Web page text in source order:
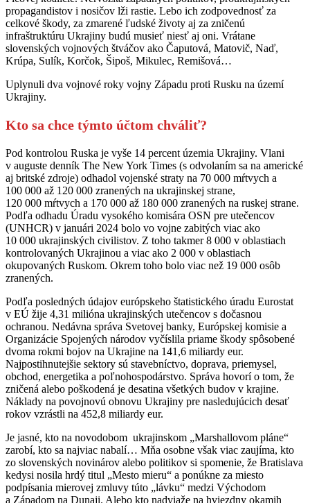
propagandistov i nosičov lži rastie. Lebo ich zodpovednosť za
celkové škody, za zmarené ľudské životy aj za zničenú
infraštruktúru Ukrajiny budú musieť niesť aj oni. Vrátane
slovenských vojnových štváčov ako Čaputová, Matovič, Naď,
Krúpa, Sulík, Korčok, Šipoš, Mikulec, Remišová…
Uplynuli dva vojnové roky vojny Západu proti Rusku na území
Ukrajiny.
Kto sa chce týmto účtom chváliť?
Pod kontrolou Ruska je vyše 14 percent územia Ukrajiny. Vlani
v auguste denník The New York Times (s odvolaním sa na americké
aj britské zdroje) odhadol vojenské straty na 70 000 mŕtvych a
100 000 až 120 000 zranených na ukrajinskej strane,
120 000 mŕtvych a 170 000 až 180 000 zranených na ruskej strane.
Podľa odhadu Úradu vysokého komisára OSN pre utečencov
(UNHCR) v januári 2024 bolo vo vojne zabitých viac ako
10 000 ukrajinských civilistov. Z toho takmer 8 000 v oblastiach
kontrolovaných Ukrajinou a viac ako 2 000 v oblastiach
okupovaných Ruskom. Okrem toho bolo viac než 19 000 osôb
zranených.
Podľa posledných údajov európskeho štatistického úradu Eurostat
v EÚ žije 4,31 milióna ukrajinských utečencov s dočasnou
ochranou. Nedávna správa Svetovej banky, Európskej komisie a
Organizácie Spojených národov vyčíslila priame škody spôsobené
dvoma rokmi bojov na Ukrajine na 141,6 miliardy eur.
Najpostihnutejšie sektory sú stavebníctvo, doprava, priemysel,
obchod, energetika a poľnohospodárstvo. Správa hovorí o tom, že
zničená alebo poškodená je desatina všetkých budov v krajine.
Náklady na povojnovú obnovu Ukrajiny pre nasledujúcich desať
rokov vzrástli na 452,8 miliardy eur.
Je jasné, kto na novodobom ukrajinskom „Marshallovom pláne“
zarobí, kto sa najviac nabalí… Mňa osobne však viac zaujíma, kto
zo slovenských novinárov alebo politikov si spomenie, že Bratislava
kedysi nosila hrdý titul „Mesto mieru“ a ponúkne za miesto
podpísania mierovej zmluvy túto „lávku“ medzi Východom
a Západom na Dunaji. Alebo kto nadviaže na hviezdny okamih